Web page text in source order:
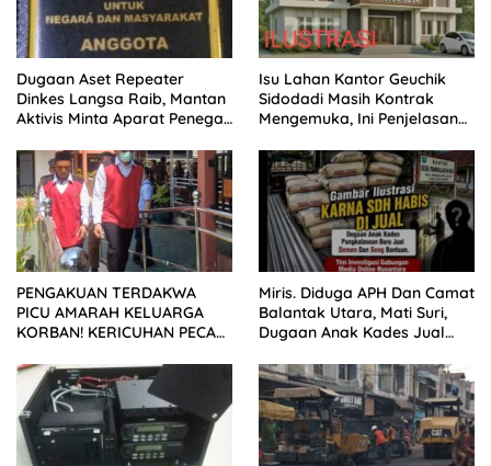
Dugaan Aset Repeater
Dinkes Langsa Raib, Mantan
Aktivis Minta Aparat Penegak
Isu Lahan Kantor Geuchik
Sidodadi Masih Kontrak
Mengemuka, Ini Penjelasan
PENGAKUAN TERDAKWA
PICU AMARAH KELUARGA
KORBAN! KERICUHAN PECAH
DITUNDA
Miris. Diduga APH Dan Camat
Balantak Utara, Mati Suri,
Dugaan Anak Kades Jual